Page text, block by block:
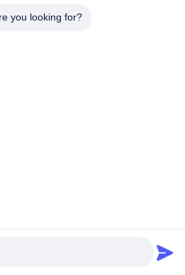
8 - 325 - 7つのX/6例えば。
you looking for?